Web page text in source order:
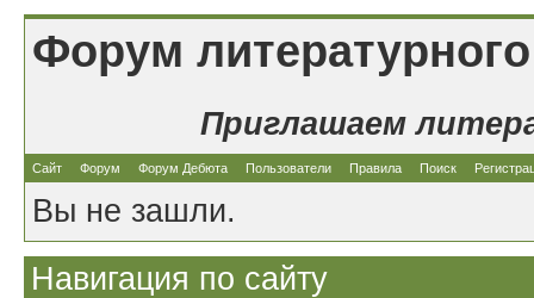
Форум
Приглашаем
Сайт Форум Форум Дебюта Пользователи Правила Поиск
Вы не зашли.
Навигация по сайту